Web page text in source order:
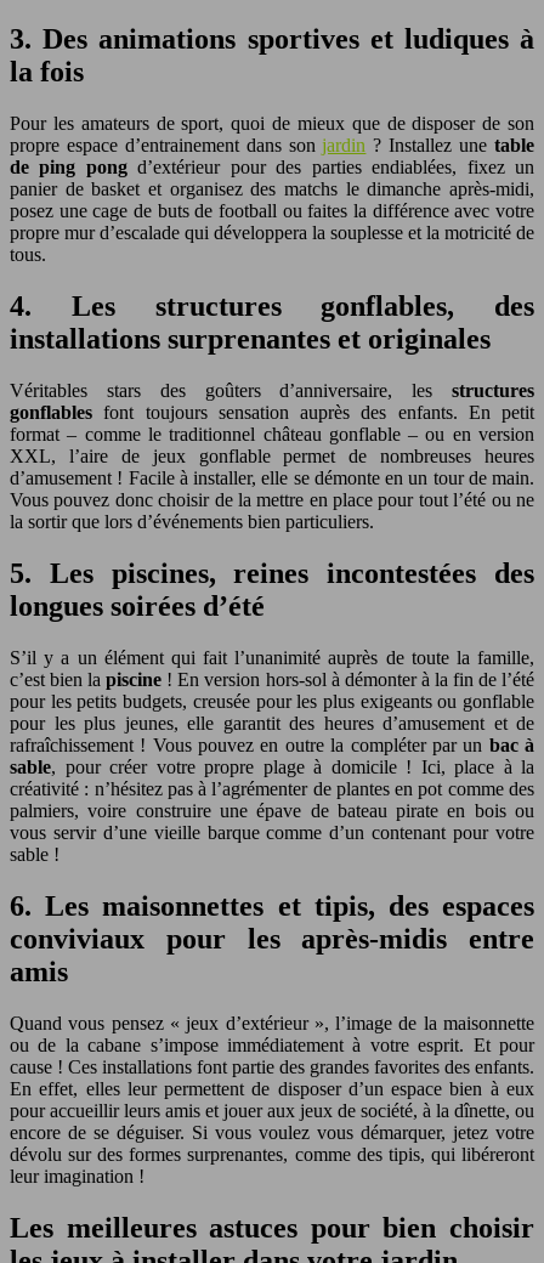
3. Des animations sportives et ludiques à
la fois
Pour les amateurs de sport, quoi de mieux que de disposer de son
propre espace d’entrainement dans sonjardin ? Installez unetable
de ping pongd’extérieur pour des parties endiablées, fixez un
panier de basket et organisez des matchs le dimanche après-midi,
posez une cage de buts de football ou faites la différence avec votre
propre mur d’escalade qui développera la souplesse et la motricité de
tous.
4. Les structures gonflables, des
installations surprenantes et originales
Véritables stars des goûters d’anniversaire, les structures
gonflables font toujours sensation auprès des enfants. En petit
format – comme le traditionnel château gonflable – ou en version
XXL, l’aire de jeux gonflable permet de nombreuses heures
d’amusement ! Facile à installer, elle se démonte en un tour de main.
Vous pouvez donc choisir de la mettre en place pour tout l’été ou ne
la sortir que lors d’événements bien particuliers.
5. Les piscines, reines incontestées des
longues soirées d’été
S’il y a un élément qui fait l’unanimité auprès de toute la famille,
c’est bien lapiscine ! En version hors-sol à démonter à la fin de l’été
pour les petits budgets, creusée pour les plus exigeants ou gonflable
pour les plus jeunes, elle garantit des heures d’amusement et de
rafraîchissement ! Vous pouvez en outre la compléter par un bac à
sable, pour créer votre propre plage à domicile ! Ici, place à la
créativité : n’hésitez pas à l’agrémenter de plantes en pot comme des
palmiers, voire construire une épave de bateau pirate en bois ou
vous servir d’une vieille barque comme d’un contenant pour votre
sable !
6. Les maisonnettes et tipis, des espaces
conviviaux pour les après-midis entre
amis
Quand vous pensez « jeux d’extérieur », l’image de la maisonnette
ou de la cabane s’impose immédiatement à votre esprit. Et pour
cause ! Ces installations font partie des grandes favorites des enfants.
En effet, elles leur permettent de disposer d’un espace bien à eux
pour accueillir leurs amis et jouer aux jeux de société, à la dînette, ou
encore de se déguiser. Si vous voulez vous démarquer, jetez votre
dévolu sur des formes surprenantes, comme des tipis, qui libéreront
leur imagination !
Les meilleures astuces pour bien choisir